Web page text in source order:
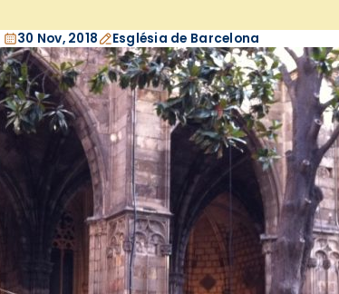
30 Nov, 2018 Església de Barcelona